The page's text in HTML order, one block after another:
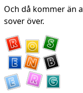
Och då kommer än
sover över.